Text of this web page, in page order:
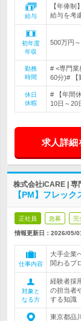
給与
【年俸
給与を考
初年度
年収
500万円
勤務
時間
# <専門
60分)# 【
休日
休暇
# 【年間
10日～20
求人詳細
株式会社iCARE | 専
【PM】フレッ
正社員 急募 完
情報更新日：2026/05/
仕事内容
大手企業
関わるプ
対象と
なる方
経験者採
の担当者
する知識
東京都品